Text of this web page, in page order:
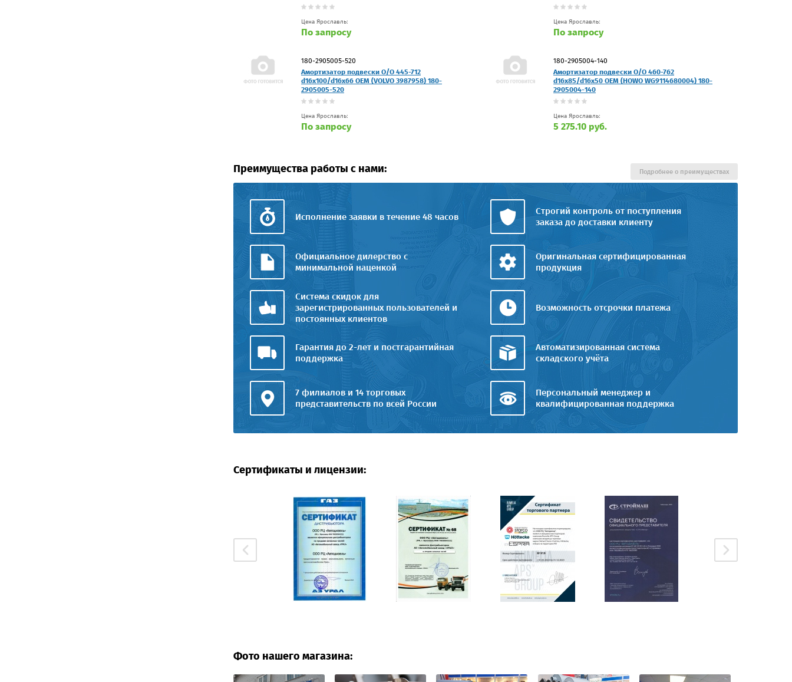
Цена Ярославль:
По запросу
Цена Ярославль:
По запросу
180-2905005-520
Амортизатор подвески O/O 445-712
d16x100/d16x66 OEM (VOLVO 3987958) 180-
2905005-520
Цена Ярославль:
По запросу
180-2905004-140
Амортизатор подвески O/O 460-762
d16x85/d16x50 OEM (HOWO WG9114680004) 180-
2905004-140
Цена Ярославль:
5 275.10 руб.
Преимущества работы с нами:
Исполнение заявки в течение 48 часов
Строгий контроль от поступления
заказа до доставки клиенту
Официальное дилерство с
минимальной наценкой
Оригинальная сертифицированная
продукция
Система скидок для
зарегистрированных пользователей и
постоянных клиентов
Возможность отсрочки платежа
Гарантия до 2-лет и постгарантийная
поддержка
Автоматизированная система
складского учёта
7 филиалов и 14 торговых
представительств по всей России
Персональный менеджер и
квалифицированная поддержка
Подробнее о преимуществах
Сертификаты и лицензии:
Фото нашего магазина: